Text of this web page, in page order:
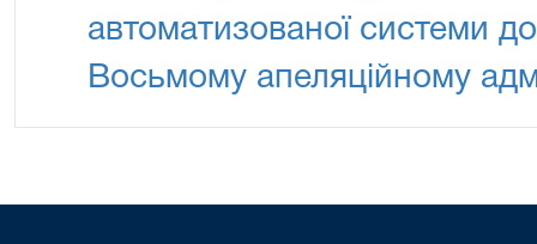
автоматизованої системи
Восьмому апеляційному